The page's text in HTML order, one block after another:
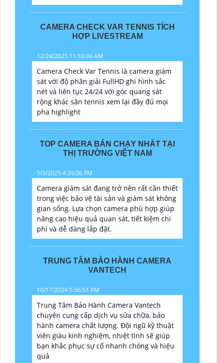
CAMERA CHECK VAR TENNIS TÍCH
HỢP LIVESTREAM
12/24/2025 11:10:04 AM
Camera Check Var Tennis là camera giám
sát với độ phân giải FullHD ghi hình sắc
nét và liên tục 24/24 với góc quang sát
rộng khác sân tennis xem lại đầy đủ mọi
pha highlight
TOP CAMERA BÁN CHẠY NHẤT TẠI
THỊ TRƯỜNG VIỆT NAM
5/3/2025 4:39:06 PM
Camera giám sát đang trở nên rất cần thiết
trong việc bảo vệ tài sản và giám sát không
gian sống. Lựa chọn camera phù hợp giúp
nâng cao hiệu quả quan sát, tiết kiệm chi
phí và dễ dàng lắp đặt.
TRUNG TÂM BẢO HÀNH CAMERA
VANTECH
10/17/2024 5:56:51 PM
Trung Tâm Bảo Hành Camera Vantech
chuyên cung cấp dịch vụ sửa chữa, bảo
hành camera chất lượng. Đội ngũ kỹ thuật
viên giàu kinh nghiệm, nhiệt tình sẽ giúp
bạn khắc phục sự cố nhanh chóng và hiệu
quả